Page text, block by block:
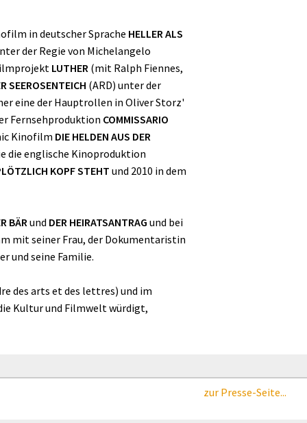
in deutscher Sprache HELLER ALS
der Regie von Michelangelo
LUTHER (mit Ralph Fiennes,
SEEROSENTEICH (ARD) unter der
eine der Hauptrollen in Oliver Storz'
Fernsehproduktion COMMISSARIO
Kinofilm DIE HELDEN AUS DER
die englische Kinoproduktion
KOPF STEHT und 2010 in dem
BÄRund DER HEIRATSANTRAG und bei
mit seiner Frau, der Dokumentaristin
und seine Familie.
des arts et des lettres) und im
Kultur und Filmwelt würdigt,
zur Presse-Seite...